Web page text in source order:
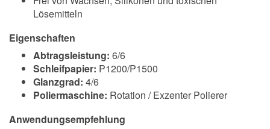
Lösemitteln
Eigenschaften
Abtragsleistung: 6/6
Schleifpapier: P1200/P1500
Glanzgrad: 4/6
Poliermaschine: Rotation / Exzenter Polierer
Anwendungsempfehlung